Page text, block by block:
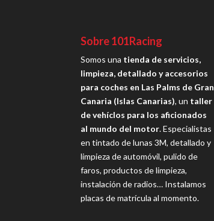
Sobre 101Racing
Somos una tienda de servicios,
limpieza, detallado y accesorios
para coches en Las Palms de Gran
Canaria (Islas Canarias), un taller
de vehíclos para los aficionados
al mundo del motor. Especialistas
en tintado de lunas 3M, detallado y
limpieza de automóvil, pulido de
faros, productos de limpieza,
instalación de radios… Instalamos
placas de matrícula al momento.